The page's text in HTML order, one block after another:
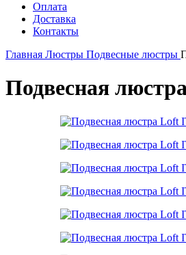
Оплата
Доставка
Контакты
Главная Люстры Подвесные люстры
Подвесная